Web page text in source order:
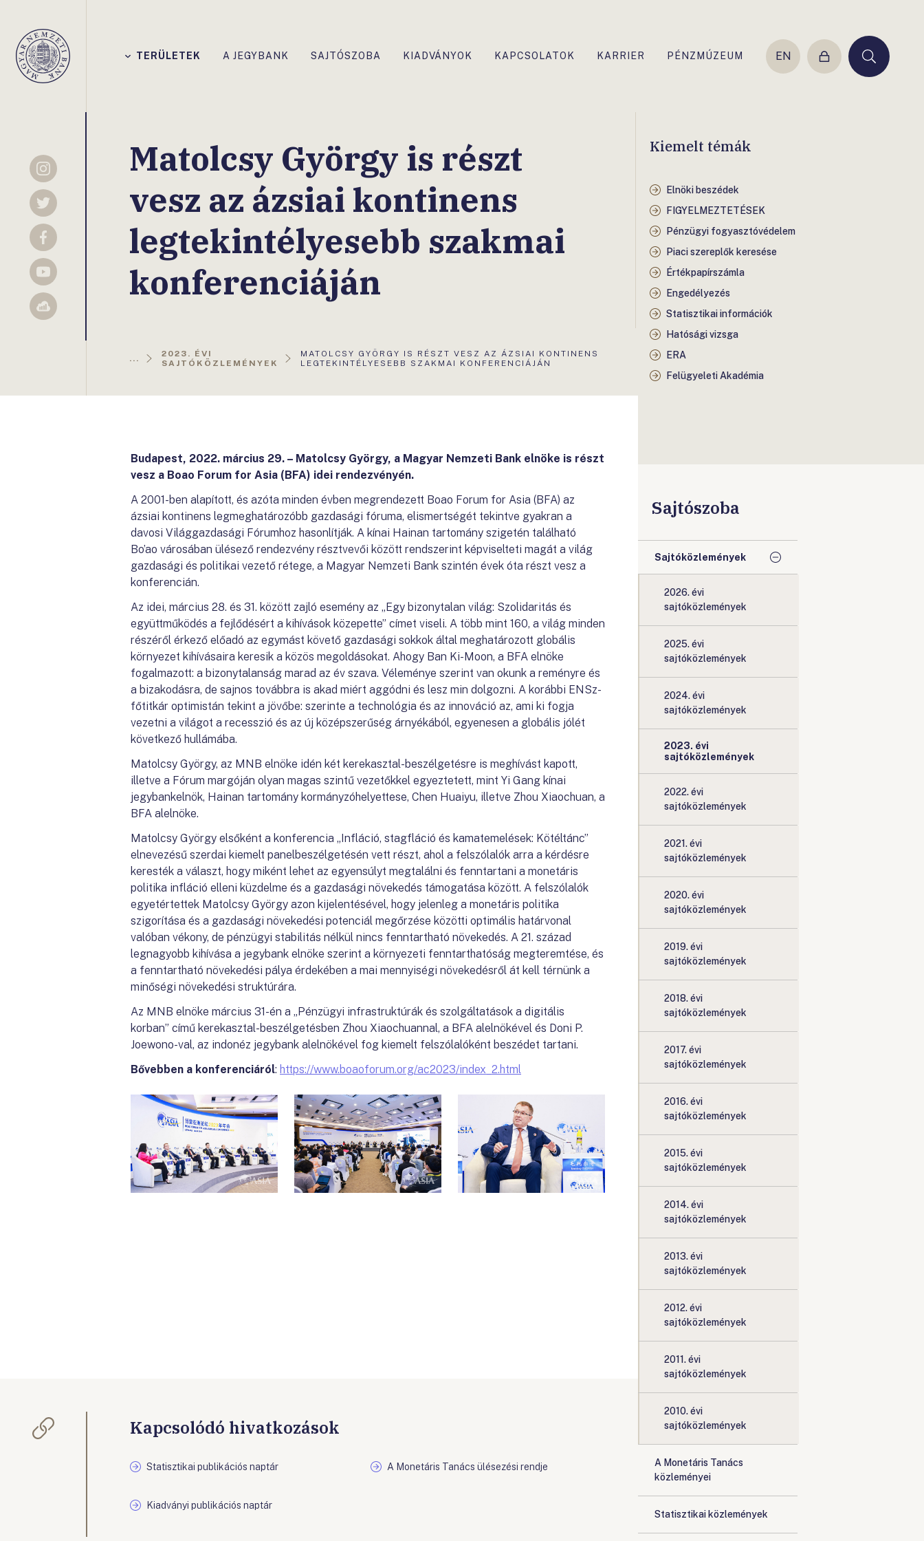
Magyar
Nemzeti
TERÜLETEK A JEGYBANK SAJTÓSZOBA KIADVÁNYOK KAPCSOLATOK KARRIER PÉNZMÚZEUM EN
Belépés Keresés
Instagram
Twitter
Facebook
YouTube
Sellsy
Matolcsy György is részt
vesz az ázsiai kontinens
legtekintélyesebb szakmai
konferenciáján
...
2023. ÉVI
SAJTÓKÖZLEMÉNYEK
AKTUÁLIS
OLDAL:
MATOLCSY GYÖRGY IS RÉSZT VESZ AZ ÁZSIAI KONTINENS
LEGTEKINTÉLYESEBB SZAKMAI KONFERENCIÁJÁN
Kiemelt témák
Elnöki beszédek
FIGYELMEZTETÉSEK
Pénzügyi fogyasztóvédelem
Piaci szereplők keresése
Értékpapírszámla
Engedélyezés
Statisztikai információk
Hatósági vizsga
ERA
Felügyeleti Akadémia
Budapest, 2022. március 29. – Matolcsy György, a Magyar Nemzeti Bank elnöke is részt
vesz a Boao Forum for Asia (BFA) idei rendezvényén.
A 2001-ben alapított, és azóta minden évben megrendezett Boao Forum for Asia (BFA) az
ázsiai kontinens legmeghatározóbb gazdasági fóruma, elismertségét tekintve gyakran a
davosi Világgazdasági Fórumhoz hasonlítják. A kínai Hainan tartomány szigetén található
Bo’ao városában ülésező rendezvény résztvevői között rendszerint képviselteti magát a világ
gazdasági és politikai vezető rétege, a Magyar Nemzeti Bank szintén évek óta részt vesz a
konferencián.
Az idei, március 28. és 31. között zajló esemény az „Egy bizonytalan világ: Szolidaritás és
együttműködés a fejlődésért a kihívások közepette” címet viseli. A több mint 160, a világ minden
részéről érkező előadó az egymást követő gazdasági sokkok által meghatározott globális
környezet kihívásaira keresik a közös megoldásokat. Ahogy Ban Ki-Moon, a BFA elnöke
fogalmazott: a bizonytalanság marad az év szava. Véleménye szerint van okunk a reményre és
a bizakodásra, de sajnos továbbra is akad miért aggódni és lesz min dolgozni. A korábbi ENSz-
főtitkár optimistán tekint a jövőbe: szerinte a technológia és az innováció az, ami ki fogja
vezetni a világot a recesszió és az új középszerűség árnyékából, egyenesen a globális jólét
következő hullámába.
Matolcsy György, az MNB elnöke idén két kerekasztal-beszélgetésre is meghívást kapott,
illetve a Fórum margóján olyan magas szintű vezetőkkel egyeztetett, mint Yi Gang kínai
jegybankelnök, Hainan tartomány kormányzóhelyettese, Chen Huaiyu, illetve Zhou Xiaochuan, a
BFA alelnöke.
Matolcsy György elsőként a konferencia „Infláció, stagfláció és kamatemelések: Kötéltánc”
elnevezésű szerdai kiemelt panelbeszélgetésén vett részt, ahol a felszólalók arra a kérdésre
keresték a választ, hogy miként lehet az egyensúlyt megtalálni és fenntartani a monetáris
politika infláció elleni küzdelme és a gazdasági növekedés támogatása között. A felszólalók
egyetértettek Matolcsy György azon kijelentésével, hogy jelenleg a monetáris politika
szigorítása és a gazdasági növekedési potenciál megőrzése közötti optimális határvonal
valóban vékony, de pénzügyi stabilitás nélkül nincs fenntartható növekedés. A 21. század
legnagyobb kihívása a jegybank elnöke szerint a környezeti fenntarthatóság megteremtése, és
a fenntartható növekedési pálya érdekében a mai mennyiségi növekedésről át kell térnünk a
minőségi növekedési struktúrára.
Az MNB elnöke március 31-én a „Pénzügyi infrastruktúrák és szolgáltatások a digitális
korban” című kerekasztal-beszélgetésben Zhou Xiaochuannal, a BFA alelnökével és Doni P.
Joewono-val, az indonéz jegybank alelnökével fog kiemelt felszólalóként beszédet tartani.
Bővebben a konferenciáról: https://www.boaoforum.org/ac2023/index_2.html
Kapcsolódó hivatkozások
Statisztikai publikációs naptár A Monetáris Tanács ülésezési rendje
Kiadványi publikációs naptár
Sajtószoba
Sajtóközlemények
2026. évi
sajtóközlemények
2025. évi
sajtóközlemények
2024. évi
sajtóközlemények
2023. évi
sajtóközlemények
2022. évi
sajtóközlemények
2021. évi
sajtóközlemények
2020. évi
sajtóközlemények
2019. évi
sajtóközlemények
2018. évi
sajtóközlemények
2017. évi
sajtóközlemények
2016. évi
sajtóközlemények
2015. évi
sajtóközlemények
2014. évi
sajtóközlemények
2013. évi
sajtóközlemények
2012. évi
sajtóközlemények
2011. évi
sajtóközlemények
2010. évi
sajtóközlemények
A Monetáris Tanács
közleményei
Statisztikai közlemények